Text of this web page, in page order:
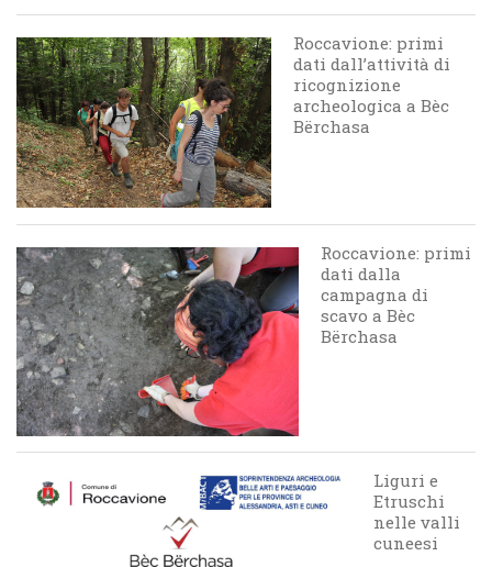
Roccavione: primi
dati dall’attività di
ricognizione
archeologica a Bèc
Bërchasa
Roccavione: primi
dati dalla
campagna di
scavo a Bèc
Bërchasa
Liguri e
Etruschi
nelle valli
cuneesi